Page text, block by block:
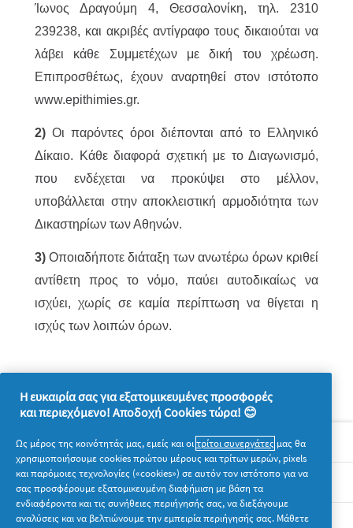
Ίωνος Δραγούμη 4, Θεσσαλονίκη, τηλ. 2310
239238, και ακριβές αντίγραφο τους δικαιούται να
λάβει κάθε Συμμετέχων με δική του χρέωση.
Επιπροσθέτως, έχουν αναρτηθεί στον ιστότοπο
www.epithimies.gr.
2) Οι παρόντες όροι διέπονται από το Ελληνικό
Δίκαιο. Κάθε διαφορά σχετική με το Διαγωνισμό,
που ενδέχεται να προκύψει στο μέλλον,
υποβάλλεται στην αποκλειστική αρμοδιότητα των
Δικαστηρίων των Αθηνών.
3)Οποιαδήποτε διάταξη των ανωτέρω όρων κριθεί
αντίθετη προς το νόμο, παύει αυτοδικαίως να
ισχύει, χωρίς σε καμία περίπτωση να θίγεται η
ισχύς των λοιπών όρων.
Σχετικά με την P&G
Νομικά
Η ευκαιρία σας για εξατομικευμένες προσφορές
και περιεχόμενο! Αποδοχή Cookies τώρα! 😊
Ως μέρος της κοινότητάς μας, εμείς και οιτρίτοι συνεργάτες μας θα
χρησιμοποιήσουμε cookies πρώτου μέρους και τρίτων μερών, pixels
και παρόμοιες τεχνολογίες («cookies») σε αυτόν τον ιστότοπο για να
σας προσφέρουμε εξατομικευμένη διαφήμιση με βάση τα
ενδιαφέροντα και τις συνήθειες περιήγησής σας, να διεξάγουμε
αναλύσεις και να βελτιώνουμε την εμπειρία περιήγησής σας. Μάθετε